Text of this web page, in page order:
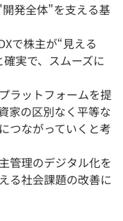
発全体"を支える基
で株主が“見える
実で、スムーズに
ラットフォームを提
家の区別なく平等な
つながっていくと考
管理のデジタル化を
る社会課題の改善に